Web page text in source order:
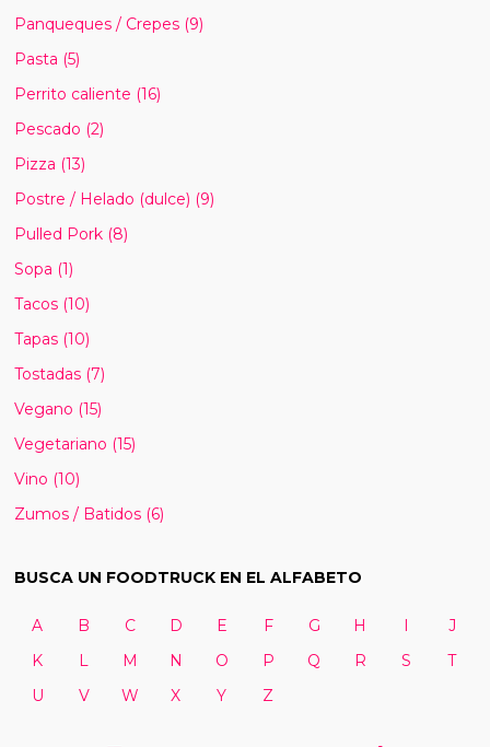
Panqueques / Crepes (9)
Pasta (5)
Perrito caliente (16)
Pescado (2)
Pizza (13)
Postre / Helado (dulce) (9)
Pulled Pork (8)
Sopa (1)
Tacos (10)
Tapas (10)
Tostadas (7)
Vegano (15)
Vegetariano (15)
Vino (10)
Zumos / Batidos (6)
BUSCA UN FOODTRUCK EN EL ALFABETO
A B C D E F G H I
J
K
L M N O P Q R S
T
U
V W X Y Z